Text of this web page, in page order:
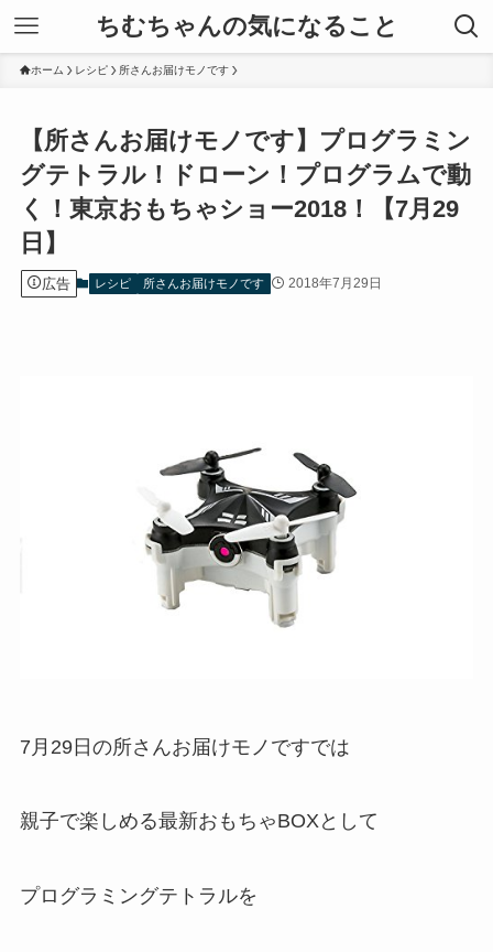
ちむちゃんの気になること
ホーム レシピ 所さんお届けモノです
【所さんお届けモノです】プログラミン
グテトラル！ドローン！プログラムで動
く！東京おもちゃショー2018！【7月29
日】
広告 レシピ 所さんお届けモノです 2018年7月29日
7月29日の所さんお届けモノですでは
親子で楽しめる最新おもちゃBOXとして
プログラミングテトラルを